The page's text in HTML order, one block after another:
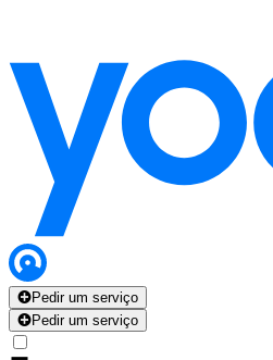
Pedir um serviço
Pedir um serviço